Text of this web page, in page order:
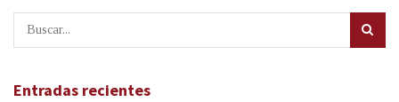
Entradas recientes